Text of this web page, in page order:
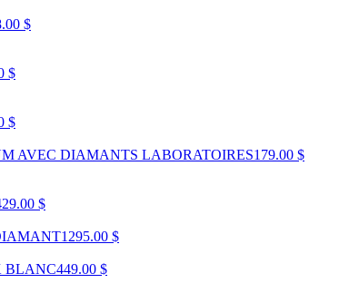
$
$
$
AVEC DIAMANTS LABORATOIRES179.00 $
$
1295.00 $
BLANC449.00 $